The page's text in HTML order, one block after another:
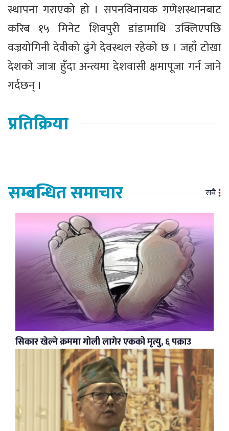
स्थापना गराएको हो । सपनविनायक गणेशस्थानबाट
करिब १५ मिनेट शिवपुरी डांडामाथि उक्लिएपछि
वज्रयोगिनी देवीको ढुंगे देवस्थल रहेको छ । जहाँ टोखा
देशको जात्रा हुँदा अन्त्यमा देशवासी क्षमापूजा गर्न जाने
गर्दछन् ।
प्रतिक्रिया
सम्बन्धित समाचार सबै
सिकार खेल्ने क्रममा गोली लागेर एकको मृत्यु, ६ पक्राउ